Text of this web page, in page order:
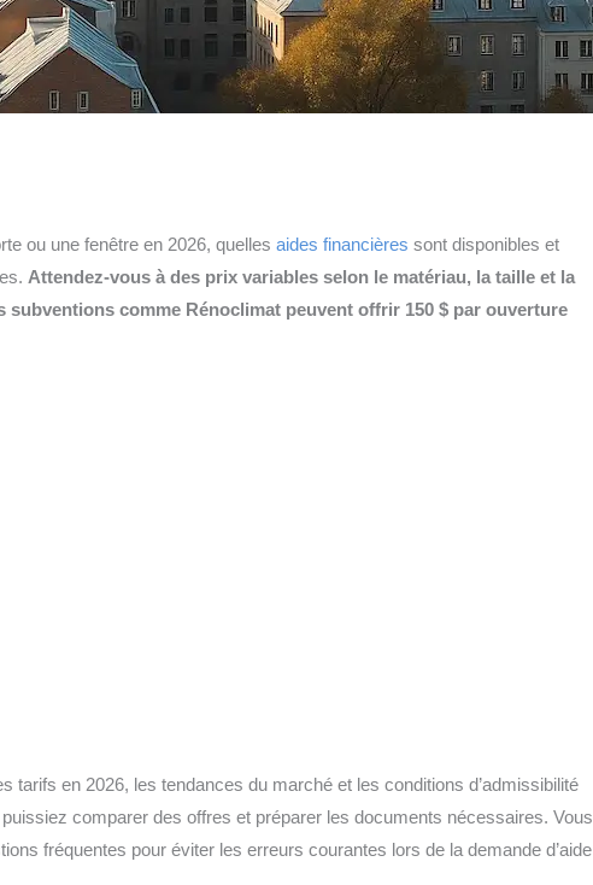
ou une fenêtre en 2026, quellesaides financières sont disponibles et
Attendez-vous à des prix variables selon le matériau, la taille et la
subventions comme Rénoclimat peuvent offrir 150 $ par ouverture
tarifs en 2026, les tendances du marché et les conditions d’admissibilité
comparer des offres et préparer les documents nécessaires. Vous
fréquentes pour éviter les erreurs courantes lors de la demande d’aide